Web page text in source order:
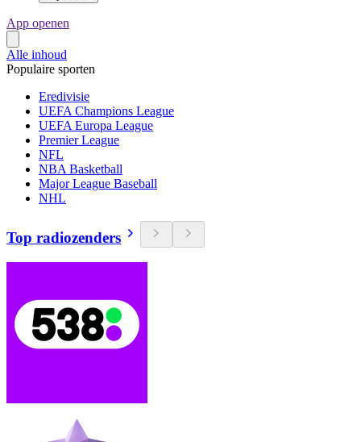
App openen
Alle inhoud
Populaire sporten
Eredivisie
UEFA Champions League
UEFA Europa League
Premier League
NFL
NBA Basketball
Major League Baseball
NHL
Top radiozenders